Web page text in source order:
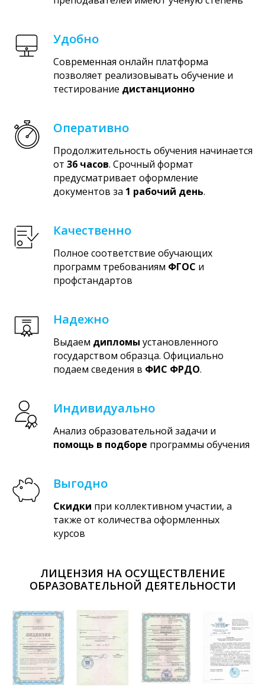
Удобно
Современная онлайн платформа
позволяет реализовывать обучение и
тестирование дистанционно
Оперативно
Продолжительность обучения начинается
от 36 часов. Срочный формат
предусматривает оформление
документов за 1 рабочий день.
Качественно
Полное соответствие обучающих
программ требованиям ФГОС и
профстандартов
Надежно
Выдаем дипломы установленного
государством образца. Официально
подаем сведения в ФИС ФРДО.
Индивидуально
Анализ образовательной задачи и
помощь в подборе программы обучения
Выгодно
Скидки при коллективном участии, а
также от количества оформленных
курсов
ЛИЦЕНЗИЯ НА ОСУЩЕСТВЛЕНИЕ
ОБРАЗОВАТЕЛЬНОЙ ДЕЯТЕЛЬНОСТИ